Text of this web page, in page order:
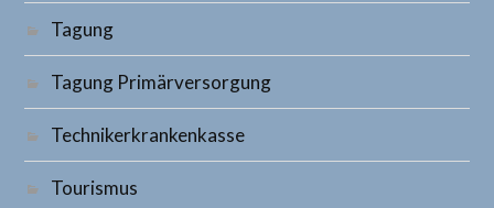
Tagung
Tagung Primärversorgung
Technikerkrankenkasse
Tourismus